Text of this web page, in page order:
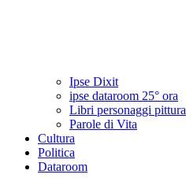
Ipse Dixit
ipse dataroom 25° ora
Libri personaggi pittura
Parole di Vita
Cultura
Politica
Dataroom